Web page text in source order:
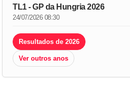
TL1 - GP da Hungria 2026
24/07/2026 08:30
Resultados de 2026
Ver outros anos